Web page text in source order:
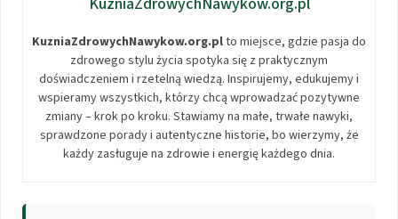
KuzniaZdrowychNawykow.org.plto miejsce, gdzie pasja do
zdrowego stylu życia spotyka się z praktycznym
doświadczeniem i rzetelną wiedzą. Inspirujemy, edukujemy i
wspieramy wszystkich, którzy chcą wprowadzać pozytywne
zmiany – krok po kroku. Stawiamy na małe, trwałe nawyki,
sprawdzone porady i autentyczne historie, bo wierzymy, że
każdy zasługuje na zdrowie i energię każdego dnia.